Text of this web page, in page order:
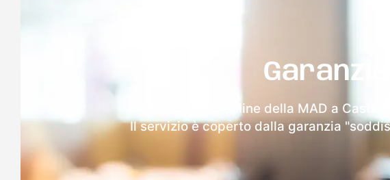
Garanzia
Dopo l'invio online della MAD a
Il servizio è coperto dalla garanzia